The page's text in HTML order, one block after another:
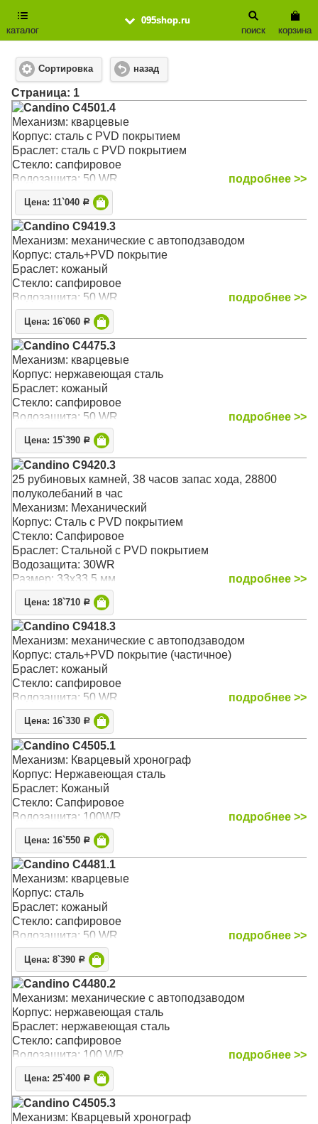
095shop.ru
каталог
корзина
поиск
Сортировка назад
Cтраница: 1
Candino C4501.4
Механизм: кварцевые
Корпус: сталь с PVD покрытием
Браслет: сталь с PVD покрытием
Стекло: сапфировое
Водозащита: 50 WR
подробнее >>
Цена: 11`040 Р
Candino C9419.3
Механизм: механические с автоподзаводом
Корпус: сталь+PVD покрытие
Браслет: кожаный
Стекло: сапфировое
Водозащита: 50 WR
подробнее >>
Цена: 16`060 Р
Candino C4475.3
Механизм: кварцевые
Корпус: нержавеющая сталь
Браслет: кожаный
Стекло: сапфировое
Водозащита: 50 WR
подробнее >>
Цена: 15`390 Р
Candino C9420.3
25 рубиновых камней, 38 часов запас хода, 28800
полуколебаний в час
Механизм: Механический
Корпус: Сталь с PVD покрытием
Стекло: Сапфировое
Браслет: Стальной с PVD покрытием
Водозащита: 30WR
Размер: 33х33,5 мм
подробнее >>
Цена: 18`710 Р
Candino C9418.3
Механизм: механические с автоподзаводом
Корпус: сталь+PVD покрытие (частичное)
Браслет: кожаный
Стекло: сапфировое
Водозащита: 50 WR
подробнее >>
Цена: 16`330 Р
Candino C4505.1
Механизм: Кварцевый хронограф
Корпус: Нержавеющая сталь
Браслет: Кожаный
Стекло: Сапфировое
Водозащита: 100WR
подробнее >>
Цена: 16`550 Р
Candino C4481.1
Механизм: кварцевые
Корпус: сталь
Браслет: кожаный
Стекло: сапфировое
Водозащита: 50 WR
подробнее >>
Цена: 8`390 Р
Candino C4480.2
Механизм: механические с автоподзаводом
Корпус: нержавеющая сталь
Браслет: нержавеющая сталь
Стекло: сапфировое
Водозащита: 100 WR
подробнее >>
Цена: 25`400 Р
Candino C4505.3
Механизм: Кварцевый хронограф